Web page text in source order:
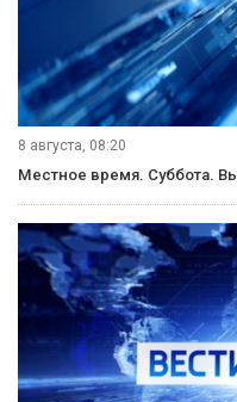
8 августа, 08:20
Местное время. Суббота.